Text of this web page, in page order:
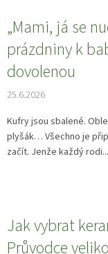
V
ý
p
i
č
l
á
n
k
„Mami, já se
prázdniny k
dovolenou
25.6.2026
Kufry jsou sbalené.
plyšák… Všechno je
začít. Jenže každý rodi...
Jak vybrat
Průvodce